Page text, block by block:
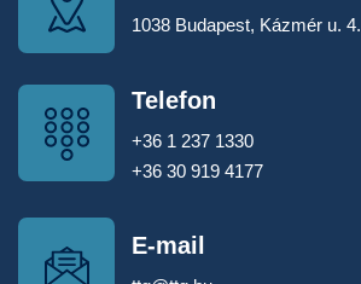
1038 Budapest, Kázmér u. 4.
Telefon
+36 1 237 1330
+36 30 919 4177
E-mail